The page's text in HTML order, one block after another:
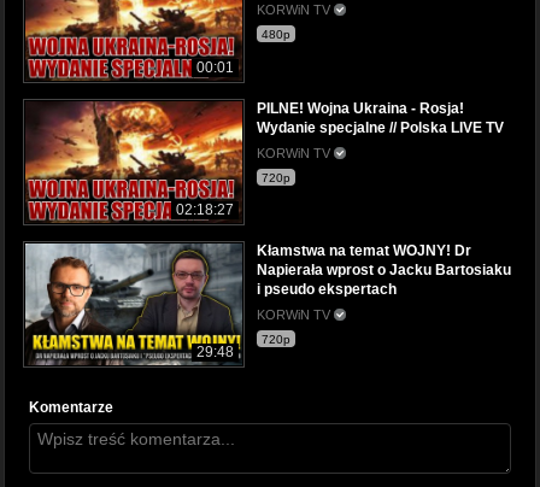
00:01
KORWiN TV
480p
02:18:27
PILNE! Wojna Ukraina - Rosja!
Wydanie specjalne // Polska LIVE TV
KORWiN TV
720p
29:48
Kłamstwa na temat WOJNY! Dr
Napierała wprost o Jacku Bartosiaku
i pseudo ekspertach
KORWiN TV
720p
Komentarze